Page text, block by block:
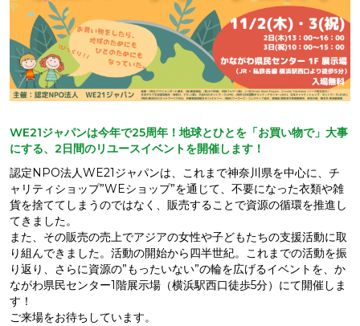
WE21ジャパンは今年で25周年！地球とひとを「お買い物で」大事
にする、2日間のリユースイベントを開催します！
認定NPO法人WE21ジャパンは、これまで神奈川県を中心に、チ
ャリティショップ”WEショップ”を通じて、不要になった衣類や雑
貨を捨ててしまうのではなく、販売することで資源の循環を推進し
てきました。
また、その販売の売上でアジアの女性や子どもたちの支援活動に取
り組んできました。活動の開始から四半世紀。これまでの活動を振
り返り、さらに資源の”もったいない”の輪を広げるイベントを、か
ながわ県民センター1階展示場（横浜駅西口徒歩5分）にて開催しま
す！
ご来場をお待ちしています。